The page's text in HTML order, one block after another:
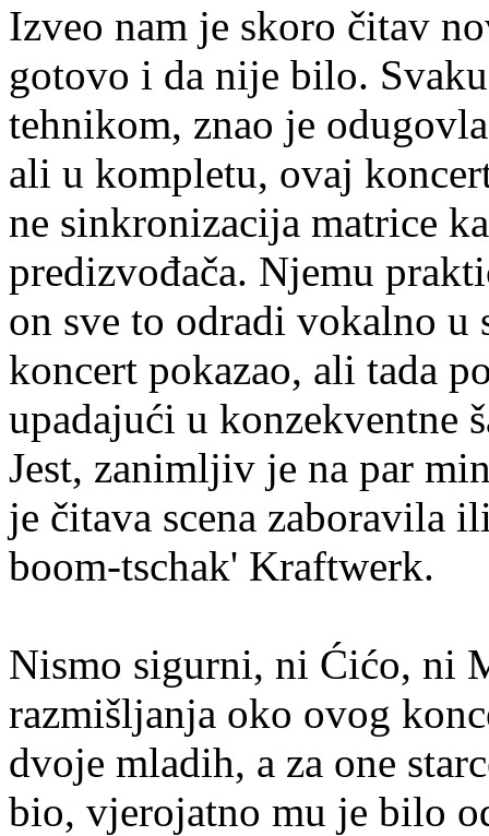
Izveo nam je skoro čitav
gotovo i da nije bilo.
tehnikom, znao je
ali u kompletu, ovaj
ne sinkronizacija matrice
predizvođača. Njemu
on sve to odradi vokalno u
koncert pokazao, ali tada
upadajući u konzekventne
Jest, zanimljiv je na par
je čitava scena zaboravila
boom-tschak' Kraftwerk.
Nismo sigurni, ni Ćićo, ni
razmišljanja oko ovog
dvoje mladih, a za one
bio, vjerojatno mu je bilo